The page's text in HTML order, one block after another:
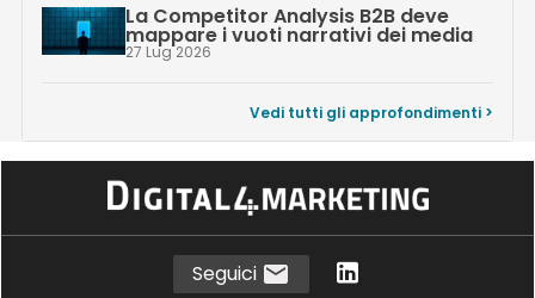
La Competitor Analysis B2B deve
mappare i vuoti narrativi dei media
27 Lug 2026
Vedi tutti gli approfondimenti >
Seguici